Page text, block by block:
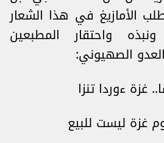
الأمازيغ في هذا الشعار
واحتقار المطبعين
الصهيوني:
غزة ءوردا تنزا
غزة ليست للبيع